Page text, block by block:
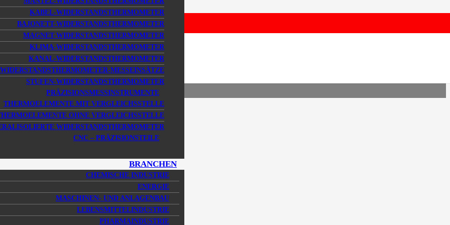
KABEL-WIDERSTANDSTHERMOMETER
BAJONETT-WIDERSTANDSTHERMOMETER
MAGNET-WIDERSTANDSTHERMOMETER
KLIMA-WIDERSTANDSTHERMOMETER
KANAL-WIDERSTANDSTHERMOMETER
WIDERSTANDSTHERMOMETER-MESSEINSÄTZE
STUFEN-WIDERSTANDSTHERMOMETER
PRÄZISIONSMESSINSTRUMENTE
THERMOELEMENTE MIT VERGLEICHSSTELLE
OHNE VERGLEICHSSTELLE
WIDERSTANDSTHERMOMETER
CNC – PRÄZISIONSTEILE
BRANCHEN
CHEMISCHE INDUSTRIE
ENERGIE
MASCHINEN- UND ANLAGENBAU
LEBENSMITTELINDUSTRIE
PHARMAINDUSTRIE